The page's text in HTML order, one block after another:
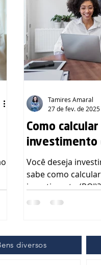
Como
investimento
Guia
Você deseja
sabe como
investimento
essencial...
Tamires Amaral
27 de fev. de 2025
4 5
diversos